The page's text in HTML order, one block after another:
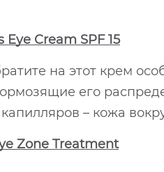
Cream SPF 15
на этот крем
его
– кожа
Zone Treatment